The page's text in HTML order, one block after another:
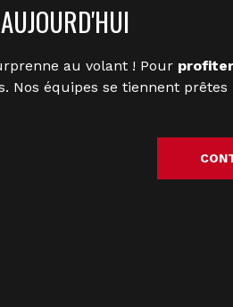
au volant ! Pour
Nos équipes se tiennent